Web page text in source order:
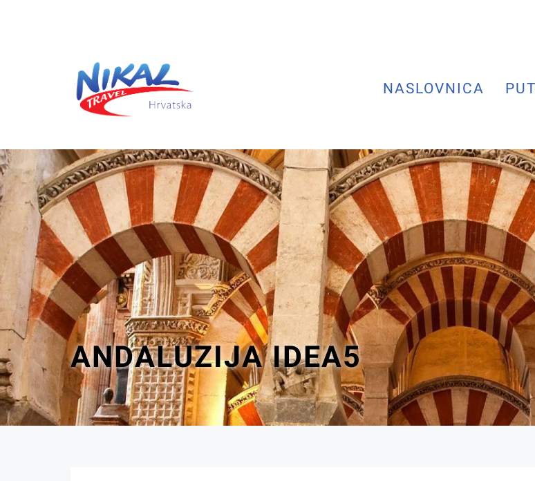
NASLOVNICA
ANDALUZIJA IDEA5